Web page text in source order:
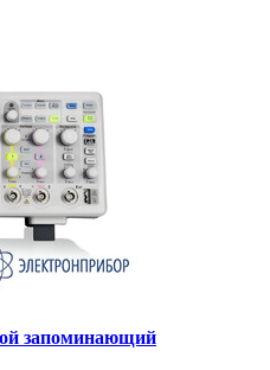
запоминающий